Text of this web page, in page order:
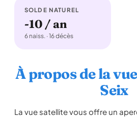
SOLDE NATUREL
-10 / an
6 naiss. · 16 décès
À propos de la
Seix
La vue satellite vous offre un